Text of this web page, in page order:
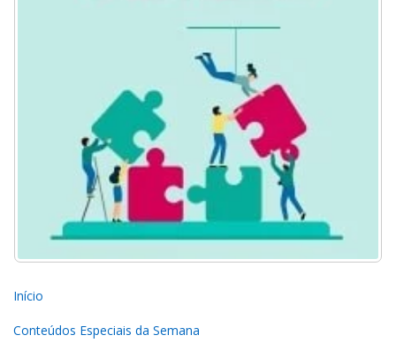
Início
Conteúdos Especiais da Semana